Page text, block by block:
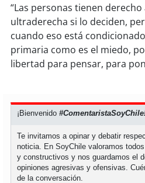
soypuertomontt
soy chiloé
“Las personas tienen
ultraderecha si lo deciden,
cuando eso está
primaria como es el miedo,
libertad para pensar, para
¡Bienvenido
Te invitamos a opinar y debatir
noticia. En SoyChile valoramos
y constructivos y nos guardamos el
opiniones agresivas y ofensivas.
de la conversación.